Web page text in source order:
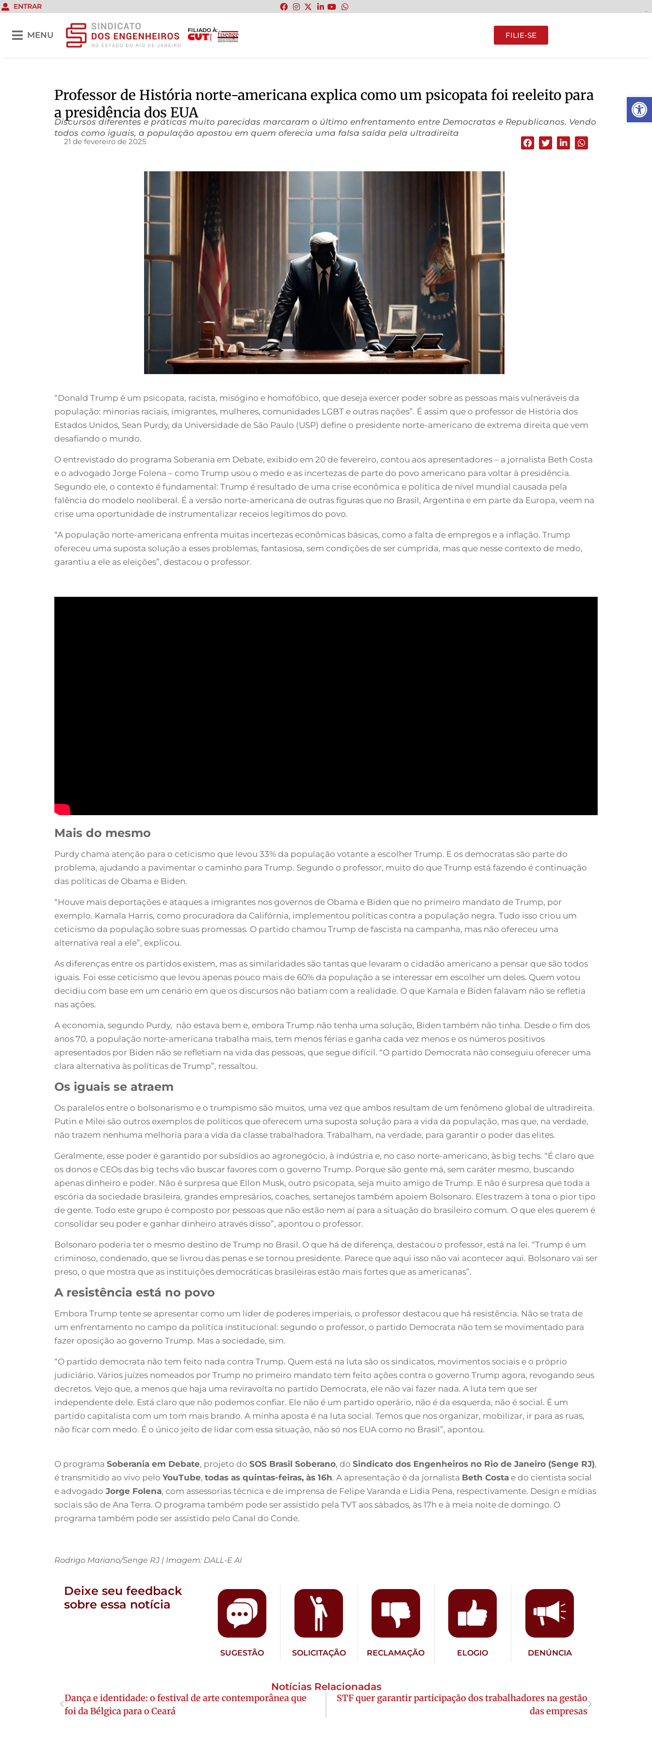
Abrir
ENTRAR
MENU
FILIADO À:
FILIE-SE
Professor de História norte-americana explica como um psicopata foi reeleito para
a presidência dos EUA
Discursos diferentes e práticas muito parecidas marcaram o último enfrentamento entre Democratas e Republicanos. Vendo
todos como iguais, a população apostou em quem oferecia uma falsa saída pela ultradireita
21 de fevereiro de 2025
“Donald Trump é um psicopata, racista, misógino e homofóbico, que deseja exercer poder sobre as pessoas mais vulneráveis da
população: minorias raciais, imigrantes, mulheres, comunidades LGBT e outras nações”. É assim que o professor de História dos
Estados Unidos, Sean Purdy, da Universidade de São Paulo (USP) define o presidente norte-americano de extrema direita que vem
desafiando o mundo.
O entrevistado do programa Soberania em Debate, exibido em 20 de fevereiro, contou aos apresentadores – a jornalista Beth Costa
e o advogado Jorge Folena – como Trump usou o medo e as incertezas de parte do povo americano para voltar à presidência.
Segundo ele, o contexto é fundamental: Trump é resultado de uma crise econômica e política de nível mundial causada pela
falência do modelo neoliberal. É a versão norte-americana de outras figuras que no Brasil, Argentina e em parte da Europa, veem na
crise uma oportunidade de instrumentalizar receios legítimos do povo.
“A população norte-americana enfrenta muitas incertezas econômicas básicas, como a falta de empregos e a inflação. Trump
ofereceu uma suposta solução a esses problemas, fantasiosa, sem condições de ser cumprida, mas que nesse contexto de medo,
garantiu a ele as eleições”, destacou o professor.
Mais do mesmo
Purdy chama atenção para o ceticismo que levou 33% da população votante a escolher Trump. E os democratas são parte do
problema, ajudando a pavimentar o caminho para Trump. Segundo o professor, muito do que Trump está fazendo é continuação
das políticas de Obama e Biden.
“Houve mais deportações e ataques a imigrantes nos governos de Obama e Biden que no primeiro mandato de Trump, por
exemplo. Kamala Harris, como procuradora da Califórnia, implementou políticas contra a população negra. Tudo isso criou um
ceticismo da população sobre suas promessas. O partido chamou Trump de fascista na campanha, mas não ofereceu uma
alternativa real a ele”, explicou.
As diferenças entre os partidos existem, mas as similaridades são tantas que levaram o cidadão americano a pensar que são todos
iguais. Foi esse ceticismo que levou apenas pouco mais de 60% da população a se interessar em escolher um deles. Quem votou
decidiu com base em um cenário em que os discursos não batiam com a realidade. O que Kamala e Biden falavam não se refletia
nas ações.
A economia, segundo Purdy, não estava bem e, embora Trump não tenha uma solução, Biden também não tinha. Desde o fim dos
anos 70, a população norte-americana trabalha mais, tem menos férias e ganha cada vez menos e os números positivos
apresentados por Biden não se refletiam na vida das pessoas, que segue difícil. “O partido Democrata não conseguiu oferecer uma
clara alternativa às políticas de Trump”, ressaltou.
Os iguais se atraem
Os paralelos entre o bolsonarismo e o trumpismo são muitos, uma vez que ambos resultam de um fenômeno global de ultradireita.
Putin e Milei são outros exemplos de políticos que oferecem uma suposta solução para a vida da população, mas que, na verdade,
não trazem nenhuma melhoria para a vida da classe trabalhadora. Trabalham, na verdade, para garantir o poder das elites.
Geralmente, esse poder é garantido por subsídios ao agronegócio, à indústria e, no caso norte-americano, às big techs. “É claro que
os donos e CEOs das big techs vão buscar favores com o governo Trump. Porque são gente má, sem caráter mesmo, buscando
apenas dinheiro e poder. Não é surpresa que Ellon Musk, outro psicopata, seja muito amigo de Trump. E não é surpresa que toda a
escória da sociedade brasileira, grandes empresários, coaches, sertanejos também apoiem Bolsonaro. Eles trazem à tona o pior tipo
de gente. Todo este grupo é composto por pessoas que não estão nem aí para a situação do brasileiro comum. O que eles querem é
consolidar seu poder e ganhar dinheiro através disso”, apontou o professor.
Bolsonaro poderia ter o mesmo destino de Trump no Brasil. O que há de diferença, destacou o professor, está na lei. “Trump é um
criminoso, condenado, que se livrou das penas e se tornou presidente. Parece que aqui isso não vai acontecer aqui. Bolsonaro vai ser
preso, o que mostra que as instituições democráticas brasileiras estão mais fortes que as americanas”.
A resistência está no povo
Embora Trump tente se apresentar como um líder de poderes imperiais, o professor destacou que há resistência. Não se trata de
um enfrentamento no campo da política institucional: segundo o professor, o partido Democrata não tem se movimentado para
fazer oposição ao governo Trump. Mas a sociedade, sim.
“O partido democrata não tem feito nada contra Trump. Quem está na luta são os sindicatos, movimentos sociais e o próprio
judiciário. Vários juízes nomeados por Trump no primeiro mandato tem feito ações contra o governo Trump agora, revogando seus
decretos. Vejo que, a menos que haja uma reviravolta no partido Democrata, ele não vai fazer nada. A luta tem que ser
independente dele. Está claro que não podemos confiar. Ele não é um partido operário, não é da esquerda, não é social. É um
partido capitalista com um tom mais brando. A minha aposta é na luta social. Temos que nos organizar, mobilizar, ir para as ruas,
não ficar com medo. É o único jeito de lidar com essa situação, não só nos EUA como no Brasil”, apontou.
O programa Soberania em Debate, projeto do SOS Brasil Soberano, do Sindicato dos Engenheiros no Rio de Janeiro (Senge RJ),
é transmitido ao vivo pelo YouTube, todas as quintas-feiras, às 16h. A apresentação é da jornalista Beth Costa e do cientista social
e advogado Jorge Folena, com assessorias técnica e de imprensa de Felipe Varanda e Lidia Pena, respectivamente. Design e mídias
sociais são de Ana Terra. O programa também pode ser assistido pela TVT aos sábados, às 17h e à meia noite de domingo. O
programa também pode ser assistido pelo Canal do Conde.
Rodrigo Mariano/Senge RJ | Imagem: DALL-E AI
Deixe seu feedback
sobre essa notícia
SUGESTÃO SOLICITAÇÃO RECLAMAÇÃO ELOGIO DENÚNCIA
Notícias Relacionadas
Dança e identidade: o festival de arte contemporânea que
foi da Bélgica para o Ceará
STF quer garantir participação dos trabalhadores na gestão
das empresas